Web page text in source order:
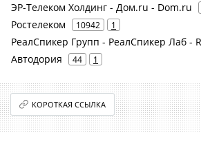
ЭР-Телеком Холдинг - Дом.ru - Dom.ru
Ростелеком 10942 1
РеалСпикер Групп - РеалСпикер Лаб -
Автодория 44 1
КОРОТКАЯ ССЫЛКА